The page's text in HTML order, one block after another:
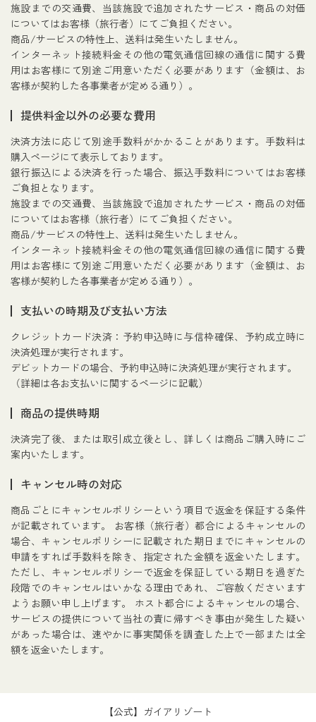
施設までの交通費、当該施設で追加されたサービス・商品の対価
についてはお客様（旅行者）にてご負担ください。
商品/サービスの特性上、送料は発生いたしません。
インターネット接続料金その他の電気通信回線の通信に関する費
用はお客様にて別途ご用意いただく必要があります（金額は、お
客様が契約した各事業者が定める通り）。
提供料金以外の必要な費用
決済方法に応じて別途手数料がかかることがあります。手数料は
購入ページにて表示しております。
銀行振込による決済を行った場合、振込手数料についてはお客様
ご負担となります。
施設までの交通費、当該施設で追加されたサービス・商品の対価
についてはお客様（旅行者）にてご負担ください。
商品/サービスの特性上、送料は発生いたしません。
インターネット接続料金その他の電気通信回線の通信に関する費
用はお客様にて別途ご用意いただく必要があります（金額は、お
客様が契約した各事業者が定める通り）。
支払いの時期及び支払い方法
クレジットカード決済：予約申込時に与信枠確保、予約成立時に
決済処理が実行されます。
デビットカードの場合、予約申込時に決済処理が実行されます。
（詳細は各お支払いに関するページに記載）
商品の提供時期
決済完了後、または取引成立後とし、詳しくは商品ご購入時にご
案内いたします。
キャンセル時の対応
商品ごとにキャンセルポリシーという項目で返金を保証する条件
が記載されています。
お客様（旅行者）都合によるキャンセルの
場合、キャンセルポリシーに記載された期日までにキャンセルの
申請をすれば手数料を除き、指定された金額を返金いたします。
ただし、キャンセルポリシーで返金を保証している期日を過ぎた
段階でのキャンセルはいかなる理由であれ、ご容赦くださいます
ようお願い申し上げます。
ホスト都合によるキャンセルの場合、
サービスの提供について当社の責に帰すべき事由が発生した疑い
があった場合は、速やかに事実関係を調査した上で一部または全
額を返金いたします。
【公式】ガイアリゾート